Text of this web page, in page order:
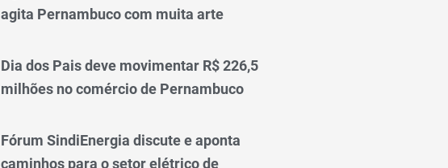
agita Pernambuco com muita arte
Dia dos Pais deve movimentar R$ 226,5
milhões no comércio de Pernambuco
Fórum SindiEnergia discute e aponta
caminhos para o setor elétrico de